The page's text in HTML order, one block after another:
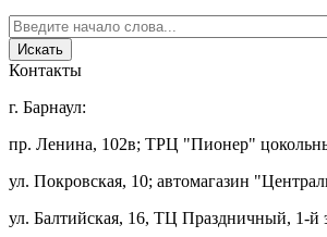
Контакты
г. Барнаул:
пр. Ленина, 102в; ТРЦ "Пионер"
ул. Покровская, 10; автомагазин
ул. Балтийская, 16, ТЦ Праздничный, 1-й